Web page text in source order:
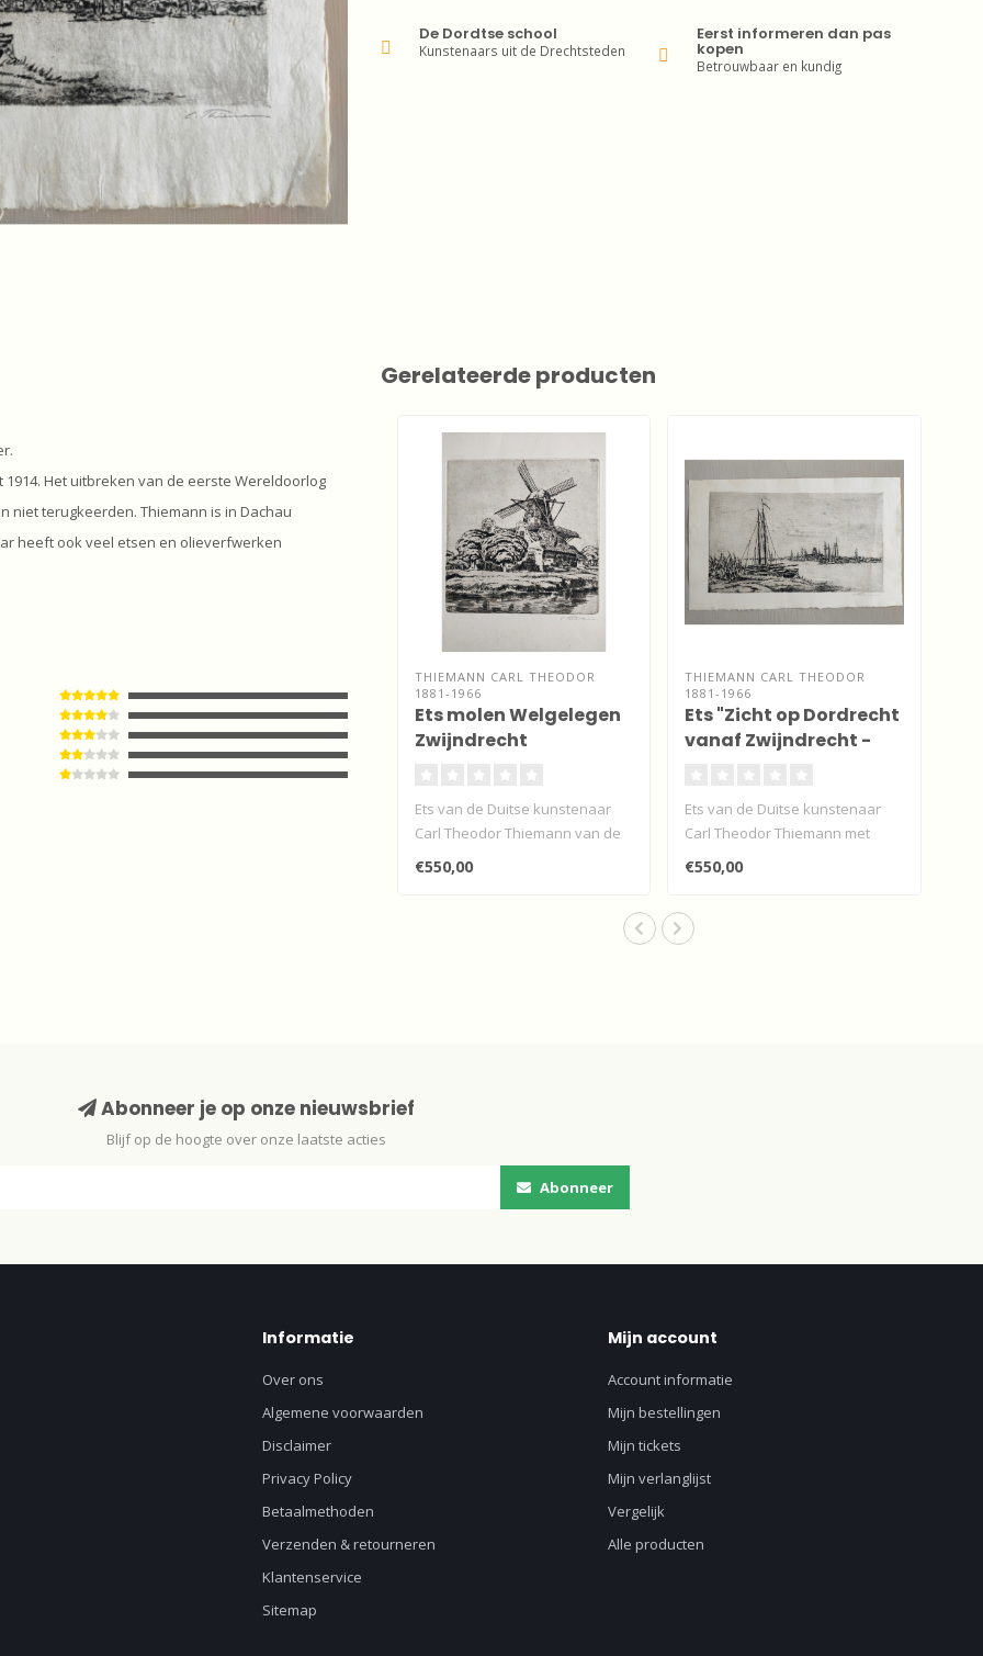
De Dordtse school
Kunstenaars uit de Drechtsteden
Eerst informeren dan pas
kopen
Betrouwbaar en kundig
Het uitbreken van de eerste Wereldoorlog
niet terugkeerden. Thiemann is in Dachau
heeft ook veel etsen en olieverfwerken
Gerelateerde producten
THIEMANN CARL THEODOR
1881-1966
Ets molen Welgelegen
Zwijndrecht
Ets van de Duitse kunstenaar
Carl Theodor Thiemann van de
€550,00
THIEMANN CARL THEODOR
1881-1966
Ets "Zicht op Dordrecht
vanaf Zwijndrecht -
Ets van de Duitse kunstenaar
Carl Theodor Thiemann met
€550,00
Abonneer je op onze nieuwsbrief
Blijf op de hoogte over onze laatste acties
Abonneer
Informatie
Over ons
Algemene voorwaarden
Disclaimer
Privacy Policy
Betaalmethoden
Verzenden & retourneren
Klantenservice
Sitemap
Mijn account
Account informatie
Mijn bestellingen
Mijn tickets
Mijn verlanglijst
Vergelijk
Alle producten